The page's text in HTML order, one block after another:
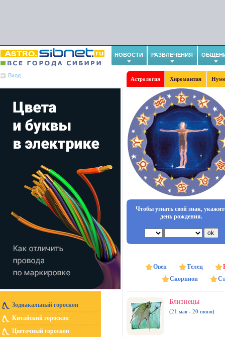
НОВОСТИ РАЗВЛЕЧЕНИЯ
Вход
Астрология Хиромантия
Зодиакальный гороскоп
Китайский гороскоп
Цветочный гороскоп
Чтобы узнать свой знак,
день рождения.
Овен Телец
Скорпион
Близнецы
(21 мая - 20 июня)